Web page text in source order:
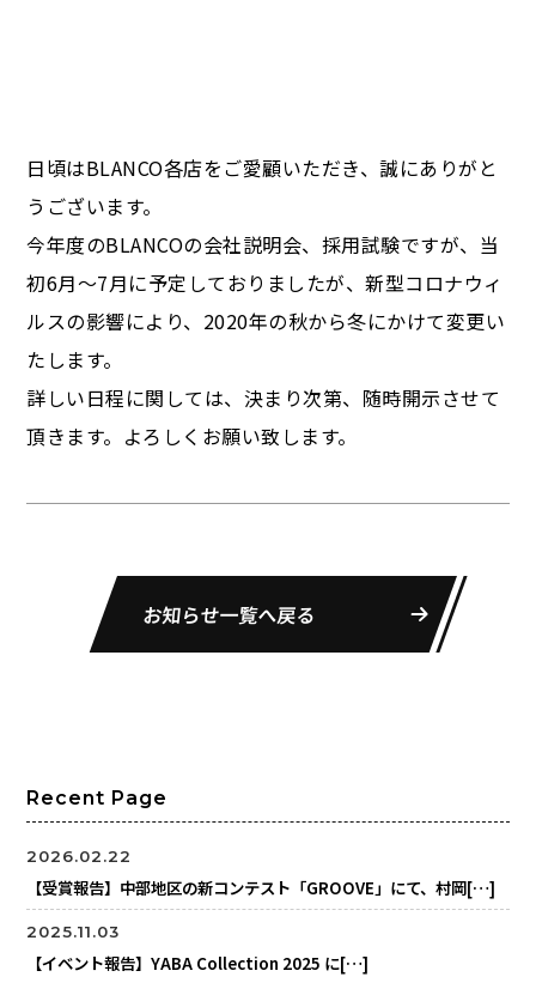
日頃はBLANCO各店をご愛顧いただき、誠にありがと
うございます。
今年度のBLANCOの会社説明会、採用試験ですが、当
初6月〜7月に予定しておりましたが、新型コロナウィ
ルスの影響により、2020年の秋から冬にかけて変更い
たします。
詳しい日程に関しては、決まり次第、随時開示させて
頂きます。よろしくお願い致します。
お知らせ一覧へ戻る
Recent Page
2026.02.22
【受賞報告】中部地区の新コンテスト「GROOVE」にて、村岡[…]
2025.11.03
【イベント報告】YABA Collection 2025 に[…]